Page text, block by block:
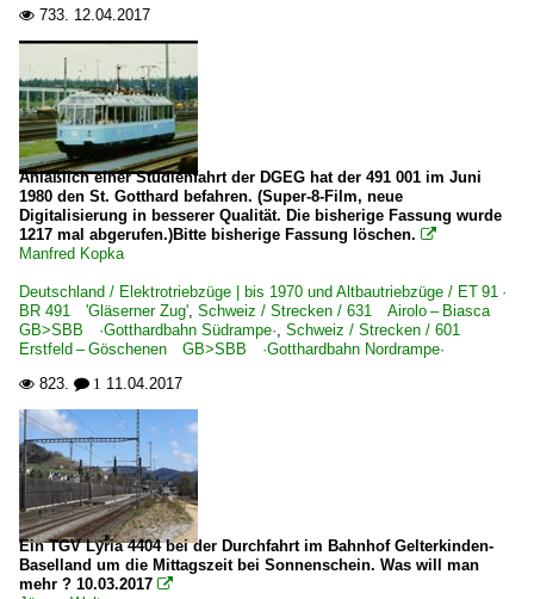
 733. 12.04.2017
Anläßlich einer Studienfahrt der DGEG hat der 491 001 im Juni
1980 den St. Gotthard befahren. (Super-8-Film, neue
Digitalisierung in besserer Qualität. Die bisherige Fassung wurde
1217 mal abgerufen.)Bitte bisherige Fassung löschen. 
Manfred Kopka
Deutschland / Elektrotriebzüge | bis 1970 und Altbautriebzüge / ET 91 ·
BR 491 'Gläserner Zug', Schweiz / Strecken / 631 Airolo – Biasca
GB>SBB ·Gotthardbahn Südrampe·, Schweiz / Strecken / 601
Erstfeld – Göschenen GB>SBB ·Gotthardbahn Nordrampe·
 823.  1 11.04.2017
Ein TGV Lyria 4404 bei der Durchfahrt im Bahnhof Gelterkinden-
Baselland um die Mittagszeit bei Sonnenschein. Was will man
mehr ? 10.03.2017 